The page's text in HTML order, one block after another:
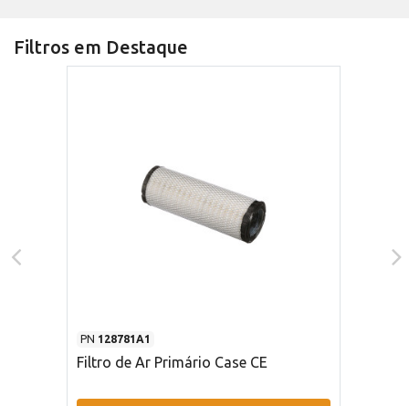
Filtros em Destaque
PN 128781A1
Filtro de Ar Primário Case CE